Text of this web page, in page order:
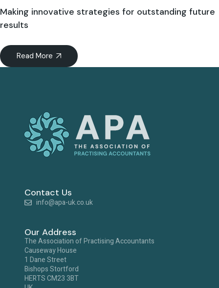
Making innovative strategies for outstanding future
results
Read More
Contact Us
info@apa-uk.co.uk
Our Address
The Association of Practising Accountants
Causeway House
1 Dane Street
Bishops Stortford
HERTS CM23 3BT